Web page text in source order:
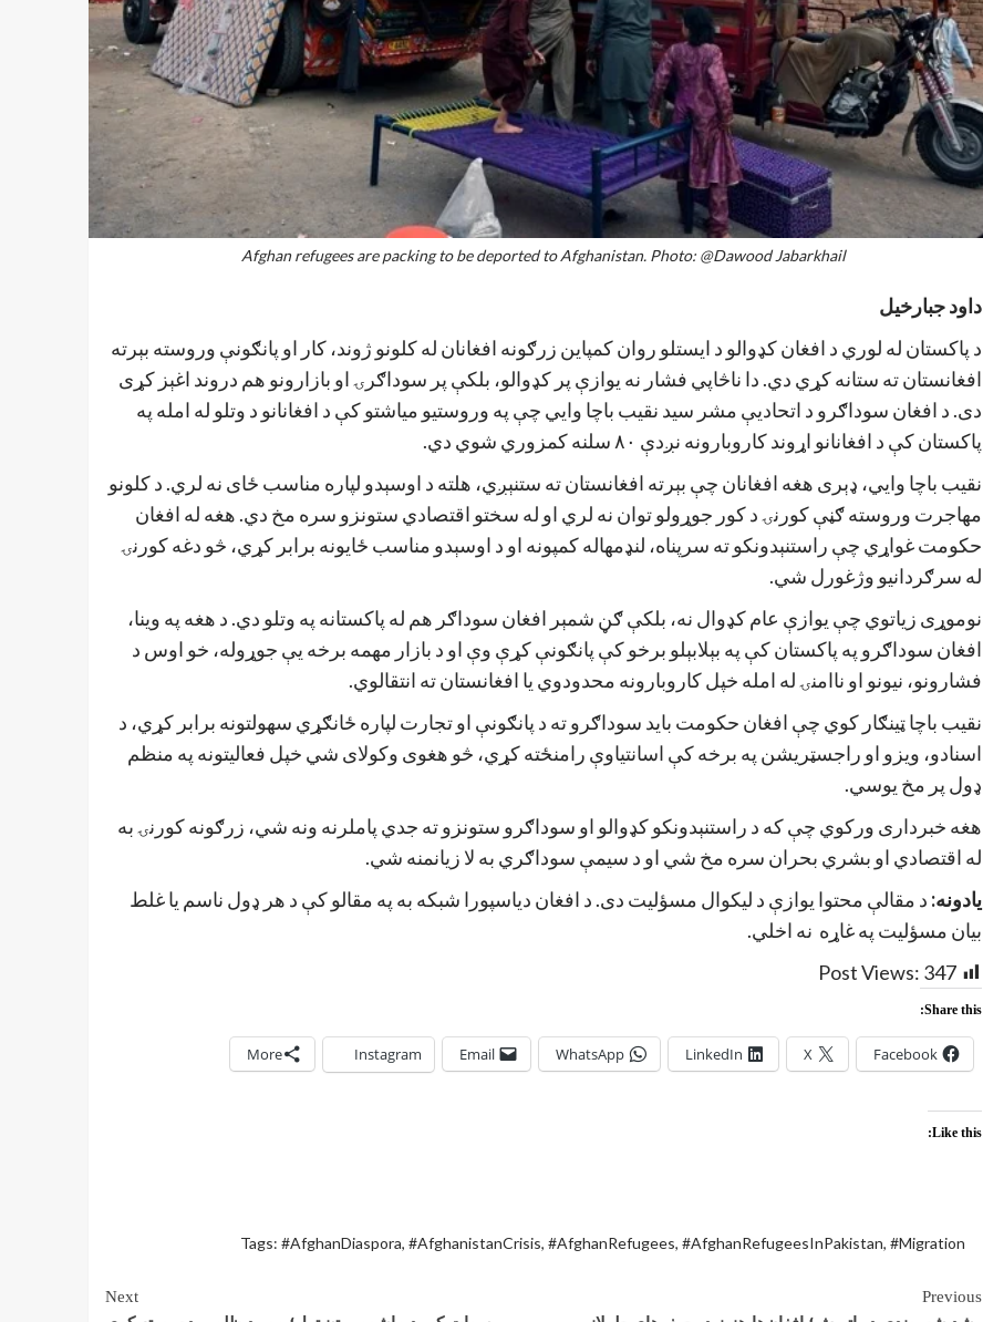
Afghan refugees are packing to be deported to Afghanistan. Photo: @Dawood Jabarkhail
داود جبارخیل
د پاکستان له لوري د افغان کډوالو د ایستلو روان کمپاین زرګونه افغانان له کلونو ژوند، کار او پانګونې وروسته بېرته
افغانستان ته ستانه کړي دي. دا ناڅاپي فشار نه یوازې پر کډوالو، بلکې پر سوداګرۍ او بازارونو هم دروند اغېز کړی
دی. د افغان سوداګرو د اتحادیې مشر سید نقیب باچا وایي چې په وروستیو میاشتو کې د افغانانو د وتلو له امله په
پاکستان کې د افغانانو اړوند کاروبارونه نږدې ۸۰ سلنه کمزوري شوي دي.
نقیب باچا وايي، ډېری هغه افغانان چې بېرته افغانستان ته ستنېږي، هلته د اوسېدو لپاره مناسب ځای نه لري. د کلونو
مهاجرت وروسته ګڼې کورنۍ د کور جوړولو توان نه لري او له سختو اقتصادي ستونزو سره مخ دي. هغه له افغان
حکومت غواړي چې راستنېدونکو ته سرپناه، لنډمهاله کمپونه او د اوسېدو مناسب ځایونه برابر کړي، څو دغه کورنۍ
له سرګردانیو وژغورل شي.
نوموړی زیاتوي چې یوازې عام کډوال نه، بلکې ګڼ شمېر افغان سوداګر هم له پاکستانه په وتلو دي. د هغه په وینا،
افغان سوداګرو په پاکستان کې په بېلابېلو برخو کې پانګونې کړې وې او د بازار مهمه برخه یې جوړوله، خو اوس د
فشارونو، نیونو او ناامنۍ له امله خپل کاروبارونه محدودوي یا افغانستان ته انتقالوي.
نقیب باچا ټینګار کوي چې افغان حکومت باید سوداګرو ته د پانګونې او تجارت لپاره ځانګړي سهولتونه برابر کړي، د
اسنادو، ویزو او راجسټریشن په برخه کې اسانتیاوې رامنځته کړي، څو هغوی وکولای شي خپل فعالیتونه په منظم
ډول پر مخ یوسي.
هغه خبرداری ورکوي چې که د راستنېدونکو کډوالو او سوداګرو ستونزو ته جدي پاملرنه ونه شي، زرګونه کورنۍ به
له اقتصادي او بشري بحران سره مخ شي او د سیمې سوداګري به لا زیانمنه شي.
یادونه: د مقالې محتوا یوازې د لیکوال مسؤلیت دی. د افغان دیاسپورا شبکه به په مقالو کې د هر ډول ناسم یا غلط
بیان مسؤلیت په غاړه نه اخلي.
Post Views: 347
Share this:
Facebook
X
LinkedIn
WhatsApp
Email
Instagram
More
Like this:
Tags: #AfghanDiaspora, #AfghanistanCrisis, #AfghanRefugees, #AfghanRefugeesInPakistan, #Migration
Previous
Next